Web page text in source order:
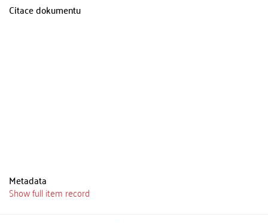
Citace dokumentu
Metadata
Show full item record